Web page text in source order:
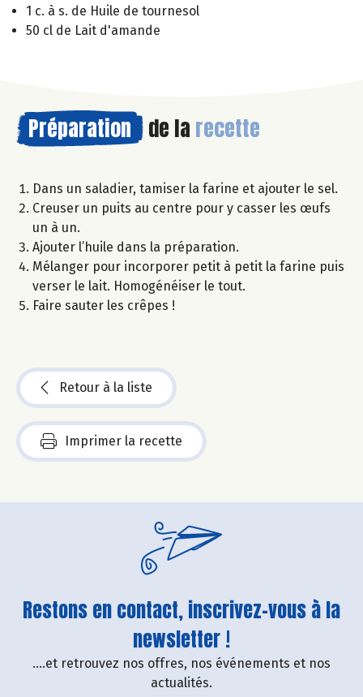
1 c. à s. de Huile de tournesol
50 cl de Lait d'amande
Préparation de la recette
Dans un saladier, tamiser la farine et ajouter le sel.
Creuser un puits au centre pour y casser les œufs
un à un.
Ajouter l’huile dans la préparation.
Mélanger pour incorporer petit à petit la farine puis
verser le lait. Homogénéiser le tout.
Faire sauter les crêpes !
Retour à la liste
Imprimer la recette
Restons en contact, inscrivez-vous à la
newsletter !
....et retrouvez nos offres, nos événements et nos
actualités.